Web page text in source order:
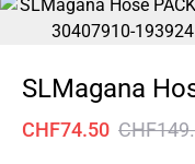
SLMagana
CHF74.50